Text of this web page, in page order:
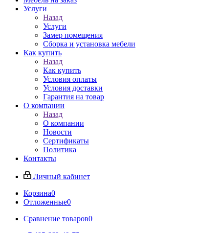
Услуги
Назад
Услуги
Замер помещения
Сборка и установка мебели
Как купить
Назад
Как купить
Условия оплаты
Условия доставки
Гарантия на товар
О компании
Назад
О компании
Новости
Сертификаты
Политика
Контакты
Личный кабинет
Корзина0
Отложенные0
Сравнение товаров0